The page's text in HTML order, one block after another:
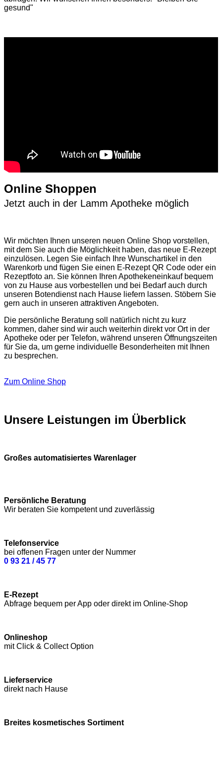
gesund"
Online Shoppen
Jetzt auch in der Lamm Apotheke möglich
Wir möchten Ihnen unseren neuen Online Shop vorstellen,
mit dem Sie auch die Möglichkeit haben, das neue E-Rezept
einzulösen. Legen Sie einfach Ihre Wunschartikel in den
Warenkorb und fügen Sie einen E-Rezept QR Code oder ein
Rezeptfoto an. Sie können Ihren Apothekeneinkauf bequem
von zu Hause aus vorbestellen und bei Bedarf auch durch
unseren Botendienst nach Hause liefern lassen. Stöbern Sie
gern auch in unseren attraktiven Angeboten.
Die persönliche Beratung soll natürlich nicht zu kurz
kommen, daher sind wir auch weiterhin direkt vor Ort in der
Apotheke oder per Telefon, während unseren Öffnungszeiten
für Sie da, um gerne individuelle Besonderheiten mit Ihnen
zu besprechen.
Zum Online Shop
Unsere Leistungen im Überblick
Großes automatisiertes Warenlager
Persönliche Beratung
Wir beraten Sie kompetent und zuverlässig
Telefonservice
bei offenen Fragen unter der Nummer
0 93 21 / 45 77
E-Rezept
Abfrage bequem per App oder direkt im Online-Shop
Onlineshop
mit Click & Collect Option
Lieferservice
direkt nach Hause
Breites kosmetisches Sortiment